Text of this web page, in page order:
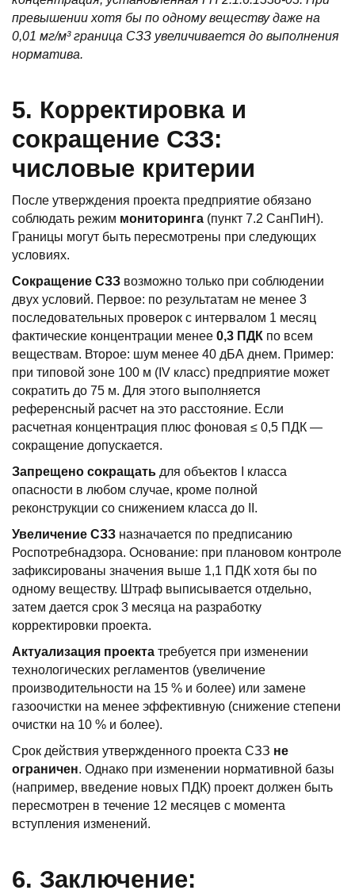
превышении хотя бы по одному веществу даже на
0,01 мг/м³ граница СЗЗ увеличивается до выполнения
норматива.
5. Корректировка и
сокращение СЗЗ:
числовые критерии
После утверждения проекта предприятие обязано
соблюдать режим мониторинга (пункт 7.2 СанПиН).
Границы могут быть пересмотрены при следующих
условиях.
Сокращение СЗЗ возможно только при соблюдении
двух условий. Первое: по результатам не менее 3
последовательных проверок с интервалом 1 месяц
фактические концентрации менее 0,3 ПДК по всем
веществам. Второе: шум менее 40 дБА днем. Пример:
при типовой зоне 100 м (IV класс) предприятие может
сократить до 75 м. Для этого выполняется
референсный расчет на это расстояние. Если
расчетная концентрация плюс фоновая ≤ 0,5 ПДК —
сокращение допускается.
Запрещено сокращать для объектов I класса
опасности в любом случае, кроме полной
реконструкции со снижением класса до II.
Увеличение СЗЗ назначается по предписанию
Роспотребнадзора. Основание: при плановом контроле
зафиксированы значения выше 1,1 ПДК хотя бы по
одному веществу. Штраф выписывается отдельно,
затем дается срок 3 месяца на разработку
корректировки проекта.
Актуализация проекта требуется при изменении
технологических регламентов (увеличение
производительности на 15 % и более) или замене
газоочистки на менее эффективную (снижение степени
очистки на 10 % и более).
Срок действия утвержденного проекта СЗЗ не
ограничен. Однако при изменении нормативной базы
(например, введение новых ПДК) проект должен быть
пересмотрен в течение 12 месяцев с момента
вступления изменений.
6. Заключение: